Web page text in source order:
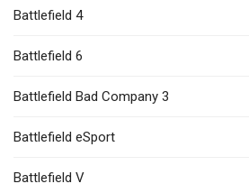
Battlefield 4
Battlefield 6
Battlefield Bad Company 3
Battlefield eSport
Battlefield V